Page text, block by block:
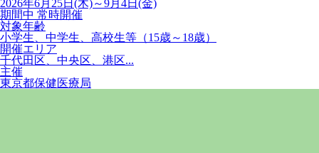
2026年6月25日(木)～9月4日(金)
期間中 常時開催
対象年齢
小学生、中学生、高校生等（15歳～18歳）
開催エリア
千代田区、中央区、港区...
主催
東京都保健医療局